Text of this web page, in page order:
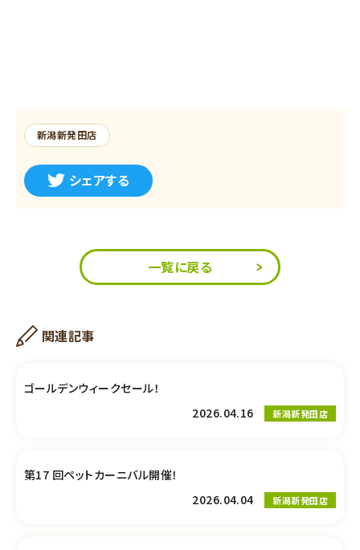
新潟新発田店
シェアする
一覧に戻る
関連記事
ゴールデンウィークセール！
2026.04.16
新潟新発田店
第17 回ペットカーニバル開催！
2026.04.04
新潟新発田店